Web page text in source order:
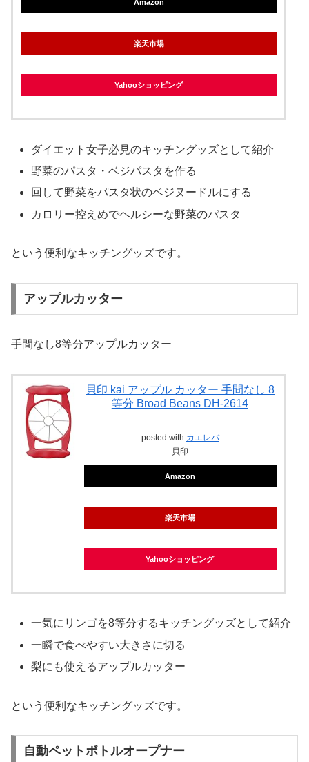
Amazon
楽天市場
Yahooショッピング
ダイエット女子必見のキッチングッズとして紹介
野菜のパスタ・ベジパスタを作る
回して野菜をパスタ状のベジヌードルにする
カロリー控えめでヘルシーな野菜のパスタ
という便利なキッチングッズです。
アップルカッター
手間なし8等分アップルカッター
貝印 kai アップル カッター 手間なし 8
等分 Broad Beans DH-2614
posted with カエレバ
貝印
Amazon
楽天市場
Yahooショッピング
一気にリンゴを8等分するキッチングッズとして紹介
一瞬で食べやすい大きさに切る
梨にも使えるアップルカッター
という便利なキッチングッズです。
自動ペットボトルオープナー